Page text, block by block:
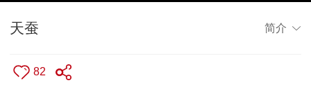
天蚕 简介
82